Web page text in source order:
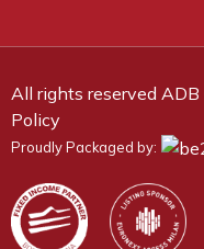
All rights reserved ADB
Policy
Proudly Packaged by: